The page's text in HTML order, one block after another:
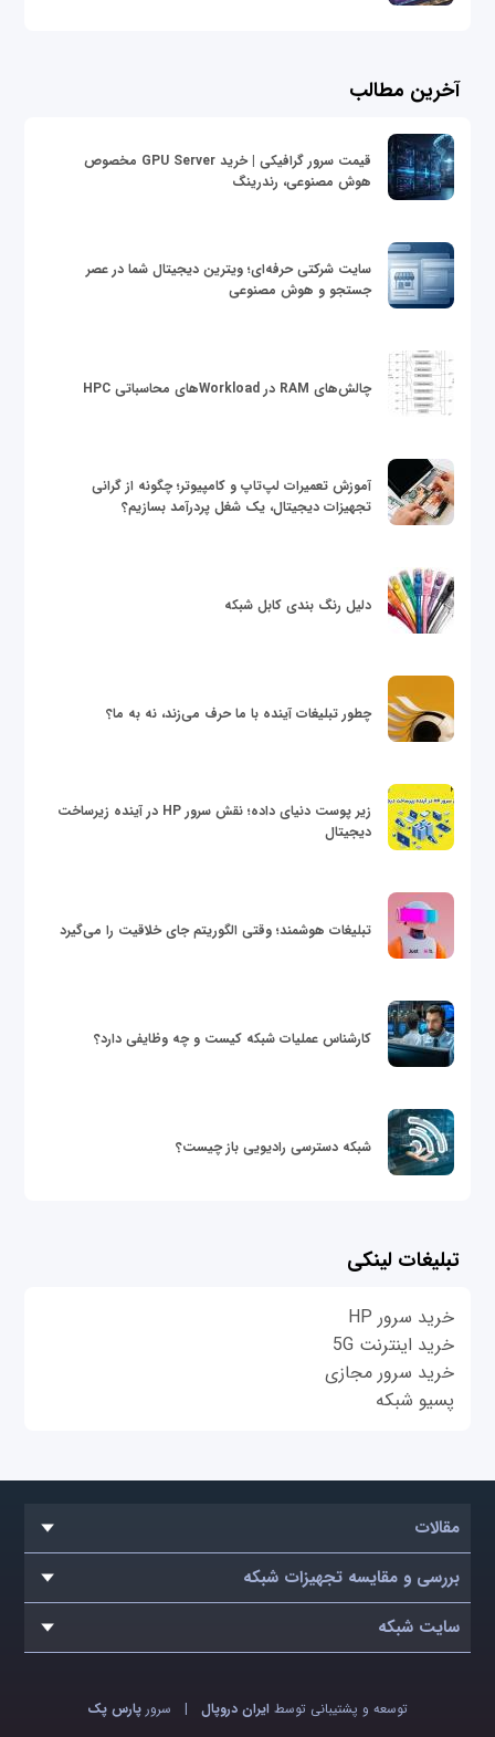
آخرین مطالب
قیمت سرور گرافیکی | خرید GPU Server مخصوص
هوش مصنوعی، رندرینگ
سایت شرکتی حرفه‌ای؛ ویترین دیجیتال شما در عصر
جستجو و هوش مصنوعی
چالش‌های RAM در Workloadهای محاسباتی HPC
آموزش تعمیرات لپ‌تاپ و کامپیوتر؛ چگونه از گرانی
تجهیزات دیجیتال، یک شغل پردرآمد بسازیم؟
دلیل رنگ بندی کابل شبکه
چطور تبلیغات آینده با ما حرف می‌زند، نه به ما؟
زیر پوست دنیای داده؛ نقش سرور HP در آینده زیرساخت
دیجیتال
تبلیغات هوشمند؛ وقتی الگوریتم جای خلاقیت را می‌گیرد
کارشناس عملیات شبکه کیست و چه وظایفی دارد؟
شبکه دسترسی رادیویی باز چیست؟
تبلیغات لینکی
خرید سرور HP
خرید اینترنت 5G
خرید سرور مجازی
پسیو شبکه
مقالات
بررسی و مقایسه تجهیزات شبکه
سایت شبکه
توسعه و پشتیبانی توسط ایران دروپال| سرور پارس پک